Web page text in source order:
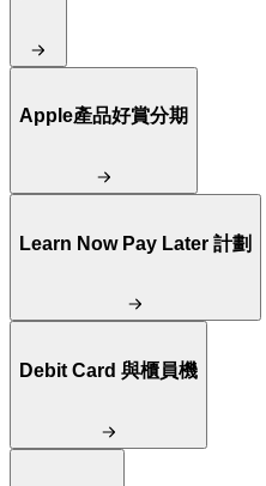
Apple產品好賞分期
Learn Now Pay Later 計劃
Debit Card 與櫃員機